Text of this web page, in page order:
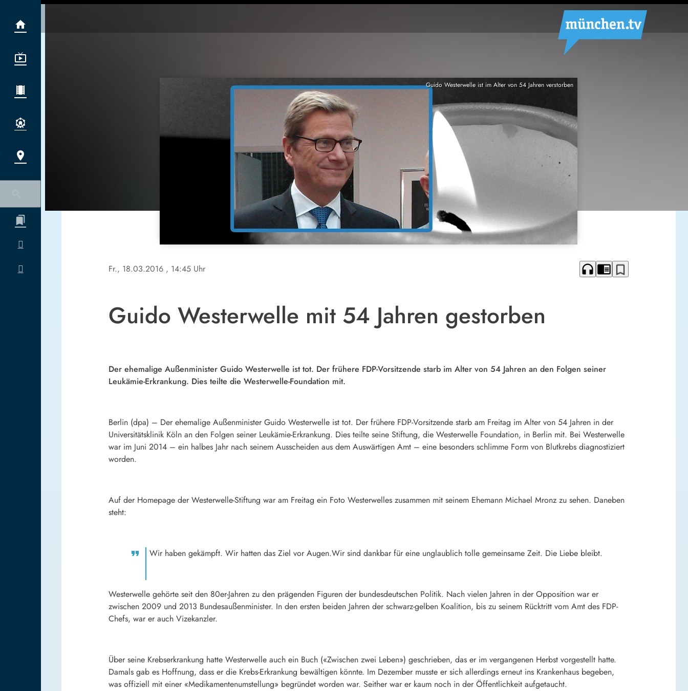
Guido Westerwelle ist im Alter von 54 Jahren verstorben
Fr., 18.03.2016 , 14:45 Uhr headphones chrome_reader_mode bookmark_border
Guido Westerwelle mit 54 Jahren gestorben
Der ehemalige Außenminister Guido Westerwelle ist tot. Der frühere FDP-Vorsitzende starb im Alter von 54 Jahren an den Folgen seiner
Leukämie-Erkrankung. Dies teilte die Westerwelle-Foundation mit.
Berlin (dpa) – Der ehemalige Außenminister Guido Westerwelle ist tot. Der frühere FDP-Vorsitzende starb am Freitag im Alter von 54 Jahren in der
Universitätsklinik Köln an den Folgen seiner Leukämie-Erkrankung. Dies teilte seine Stiftung, die Westerwelle Foundation, in Berlin mit. Bei Westerwelle
war im Juni 2014 – ein halbes Jahr nach seinem Ausscheiden aus dem Auswärtigen Amt – eine besonders schlimme Form von Blutkrebs diagnostiziert
worden.
Auf der Homepage der Westerwelle-Stiftung war am Freitag ein Foto Westerwelles zusammen mit seinem Ehemann Michael Mronz zu sehen. Daneben
steht:
Wir haben gekämpft. Wir hatten das Ziel vor Augen.Wir sind dankbar für eine unglaublich tolle gemeinsame Zeit. Die Liebe bleibt.
Westerwelle gehörte seit den 80er-Jahren zu den prägenden Figuren der bundesdeutschen Politik. Nach vielen Jahren in der Opposition war er
zwischen 2009 und 2013 Bundesaußenminister. In den ersten beiden Jahren der schwarz-gelben Koalition, bis zu seinem Rücktritt vom Amt des FDP-
Chefs, war er auch Vizekanzler.
Über seine Krebserkrankung hatte Westerwelle auch ein Buch («Zwischen zwei Leben») geschrieben, das er im vergangenen Herbst vorgestellt hatte.
Damals gab es Hoffnung, dass er die Krebs-Erkrankung bewältigen könnte. Im Dezember musste er sich allerdings erneut ins Krankenhaus begeben,
was offiziell mit einer «Medikamentenumstellung» begründet worden war. Seither war er kaum noch in der Öffentlichkeit aufgetaucht.